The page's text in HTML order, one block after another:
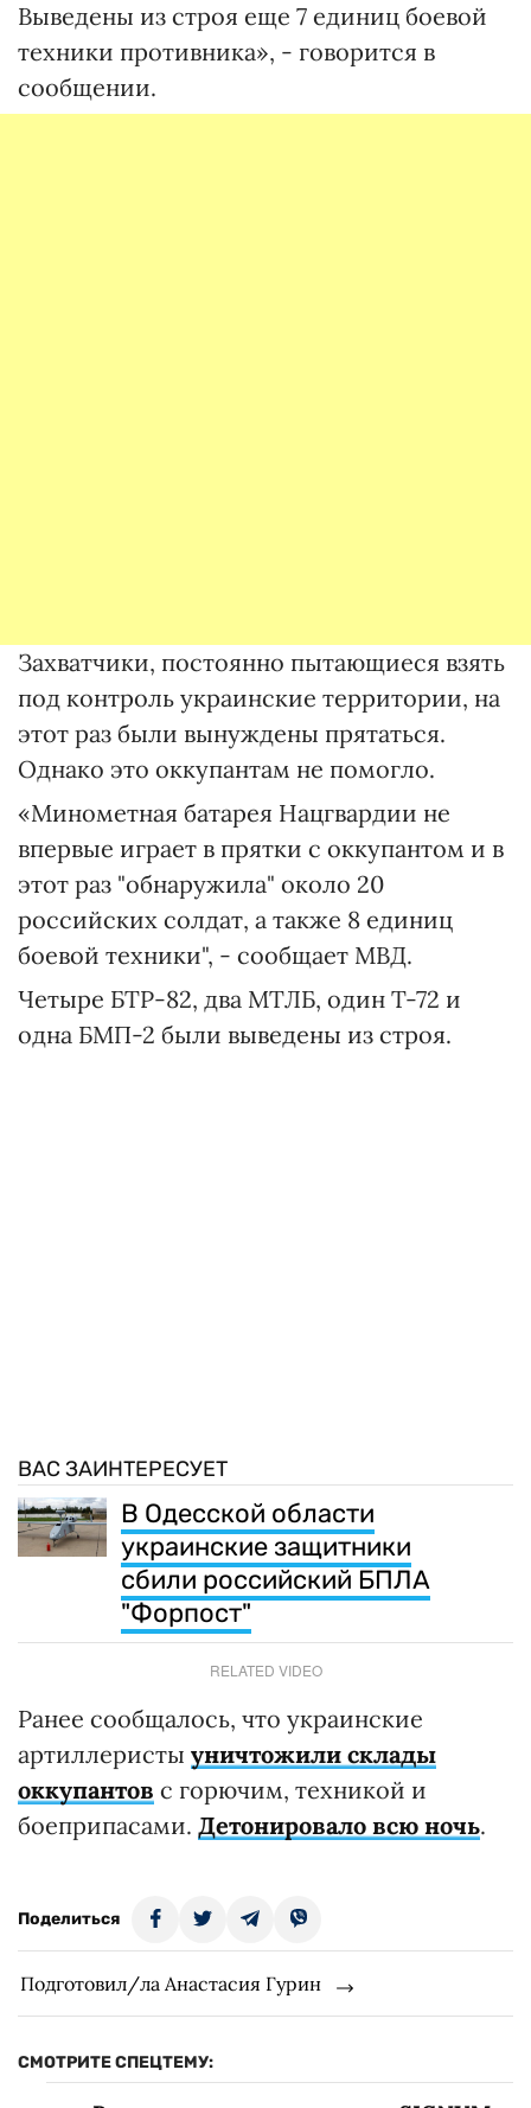
Выведены из строя еще 7 единиц боевой
техники противника», - говорится в
сообщении.
Захватчики, постоянно пытающиеся взять
под контроль украинские территории, на
этот раз были вынуждены прятаться.
Однако это оккупантам не помогло.
«Минометная батарея Нацгвардии не
впервые играет в прятки с оккупантом и в
этот раз "обнаружила" около 20
российских солдат, а также 8 единиц
боевой техники", - сообщает МВД.
Четыре БТР-82, два МТЛБ, один Т-72 и
одна БМП-2 были выведены из строя.
ВАС ЗАИНТЕРЕСУЕТ
В Одесской области
украинские защитники
сбили российский БПЛА
"Форпост"
RELATED VIDEO
Ранее сообщалось, что украинские
артиллеристы уничтожили склады
оккупантов с горючим, техникой и
боеприпасами. Детонировало всю ночь.
Поделиться
Подготовил/ла Анастасия Гурин
СМОТРИТЕ СПЕЦТЕМУ: